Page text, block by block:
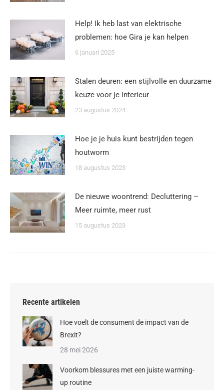
Help! Ik heb last van elektrische
problemen: hoe Gira je kan helpen
6 januari 2025
Stalen deuren: een stijlvolle en duurzame
keuze voor je interieur
23 augustus 2024
Hoe je je huis kunt bestrijden tegen
houtworm
18 augustus 2023
De nieuwe woontrend: Decluttering –
Meer ruimte, meer rust
15 augustus 2023
Recente artikelen
Hoe voelt de consument de impact van de
Brexit?
28 mei 2026
Voorkom blessures met een juiste warming-
up routine